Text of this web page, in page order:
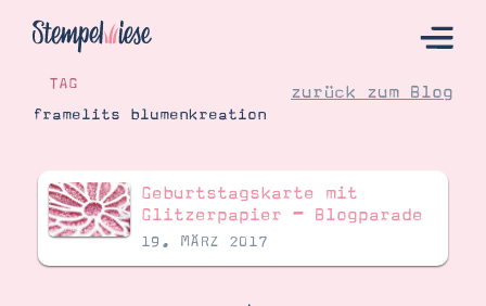
Hier Starten
Katalog
Bestellen
TAG
framelits blumenkreation
zurück zum Blog
Geburtstagskarte mit
Glitzerpapier – Blogparade
19. MÄRZ 2017